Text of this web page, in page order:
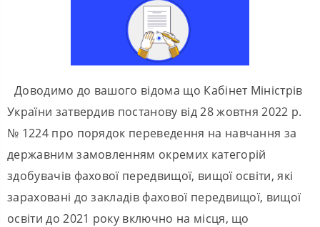
Доводимо до вашого відома що Кабінет Міністрів
України затвердив постанову від 28 жовтня 2022 р.
№ 1224 про порядок переведення на навчання за
державним замовленням окремих категорій
здобувачів фахової передвищої, вищої освіти, які
зараховані до закладів фахової передвищої, вищої
освіти до 2021 року включно на місця, що